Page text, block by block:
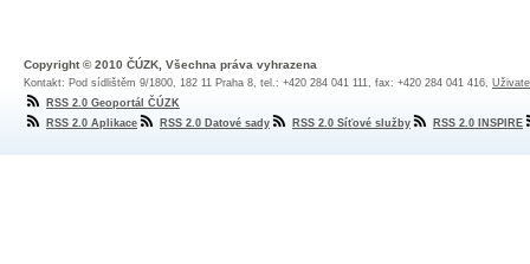
Copyright © 2010 ČÚZK, Všechna práva vyhrazena
Kontakt: Pod sídlištěm 9/1800, 182 11 Praha 8, tel.: +420 284 041 111, fax: +420 284 041 416,
RSS 2.0 Geoportál ČÚZK
RSS 2.0 Aplikace
RSS 2.0 Datové sady RSS 2.0 Síťové služby RSS 2.0 INSPIRE